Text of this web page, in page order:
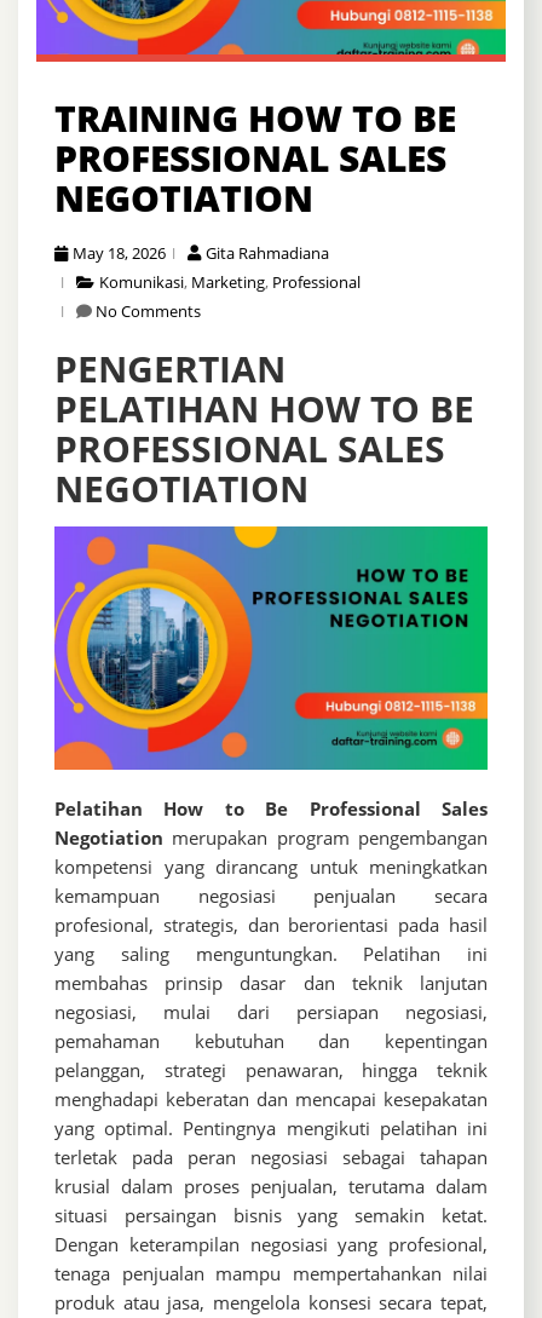
TRAINING HOW TO BE
PROFESSIONAL SALES
NEGOTIATION
May 18, 2026
Gita Rahmadiana
Komunikasi, Marketing, Professional
No Comments
PENGERTIAN
PELATIHAN HOW TO BE
PROFESSIONAL SALES
NEGOTIATION
Pelatihan How to Be Professional Sales
Negotiation merupakan program pengembangan
kompetensi yang dirancang untuk meningkatkan
kemampuan negosiasi penjualan secara
profesional, strategis, dan berorientasi pada hasil
yang saling menguntungkan. Pelatihan ini
membahas prinsip dasar dan teknik lanjutan
negosiasi, mulai dari persiapan negosiasi,
pemahaman kebutuhan dan kepentingan
pelanggan, strategi penawaran, hingga teknik
menghadapi keberatan dan mencapai kesepakatan
yang optimal. Pentingnya mengikuti pelatihan ini
terletak pada peran negosiasi sebagai tahapan
krusial dalam proses penjualan, terutama dalam
situasi persaingan bisnis yang semakin ketat.
Dengan keterampilan negosiasi yang profesional,
tenaga penjualan mampu mempertahankan nilai
produk atau jasa, mengelola konsesi secara tepat,